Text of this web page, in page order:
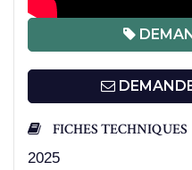
FICHES TECHNIQUES
2025